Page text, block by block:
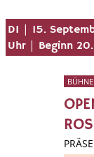
DI | 15.
Uhr | Beginn
BÜHNE